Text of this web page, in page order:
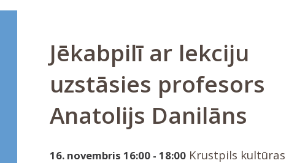
Jēkabpilī ar lekciju
uzstāsies profesors
Anatolijs Danilāns
16. novembris 16:00 - 18:00Krustpils kultūras